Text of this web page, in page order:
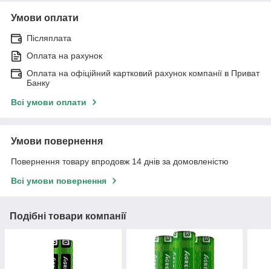
Умови оплати
Післяплата
Оплата на рахунок
Оплата на офіційний картковий рахунок компанії в Приват
Банку
Всі умови оплати
Умови повернення
Повернення товару впродовж 14 днів за домовленістю
Всі умови повернення
Подібні товари компанії